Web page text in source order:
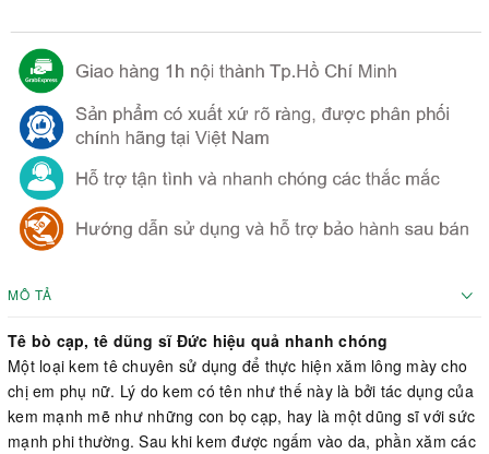
MÔ TẢ
Tê bò cạp, tê dũng sĩ Đức hiệu quả nhanh chóng
Một loại kem tê chuyên sử dụng để thực hiện xăm lông mày cho
chị em phụ nữ. Lý do kem có tên như thế này là bởi tác dụng của
kem mạnh mẽ như những con bọ cạp, hay là một dũng sĩ với sức
mạnh phi thường. Sau khi kem được ngấm vào da, phần xăm các